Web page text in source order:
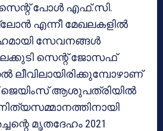
സെന്റ് പോള്‍ എഫ്.സി.
എന്നീ മേഖലകളില്‍
സേവനങ്ങള്‍
സെന്റ് ജോസഫ്
ലീവിലായിരിക്കുമ്പോഴാണ്
ജെയിംസ് ആശുപത്രിയില്‍
മൃതദേഹം 2021